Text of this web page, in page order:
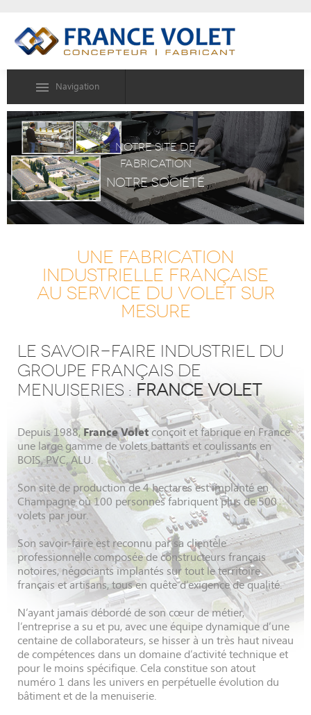
Navigation
NOTRE SITE DE
FABRICATION
NOTRE SOCIÉTÉ
UNE FABRICATION
INDUSTRIELLE FRANÇAISE
AU SERVICE DU VOLET SUR
MESURE
LE SAVOIR-FAIRE INDUSTRIEL DU
GROUPE FRANÇAIS DE
MENUISERIES : FRANCE VOLET
Depuis 1988,France Volet conçoit et fabrique en France
une large gamme de volets battants et coulissants en
BOIS, PVC, ALU.
Son site de production de 4 hectares est implanté en
Champagne où 100 personnes fabriquent plus de 500
volets par jour.
Son savoir-faire est reconnu par sa clientèle
professionnelle composée de constructeurs français
notoires, négociants implantés sur tout le territoire
français et artisans, tous en quête d’exigence de qualité.
N’ayant jamais débordé de son cœur de métier,
l’entreprise a su et pu, avec une équipe dynamique d’une
centaine de collaborateurs, se hisser à un très haut niveau
de compétences dans un domaine d’activité technique et
pour le moins spécifique. Cela constitue son atout
numéro 1 dans les univers en perpétuelle évolution du
bâtiment et de la menuiserie.